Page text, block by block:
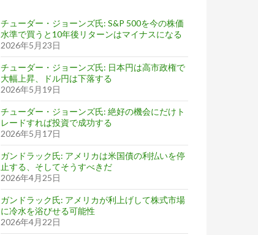
チューダー・ジョーンズ氏: S&P 500を今の株価
水準で買うと10年後リターンはマイナスになる
2026年5月23日
チューダー・ジョーンズ氏: 日本円は高市政権で
大幅上昇、ドル円は下落する
2026年5月19日
チューダー・ジョーンズ氏: 絶好の機会にだけト
レードすれば投資で成功する
2026年5月17日
ガンドラック氏: アメリカは米国債の利払いを停
止する、そしてそうすべきだ
2026年4月25日
ガンドラック氏: アメリカが利上げして株式市場
に冷水を浴びせる可能性
2026年4月22日